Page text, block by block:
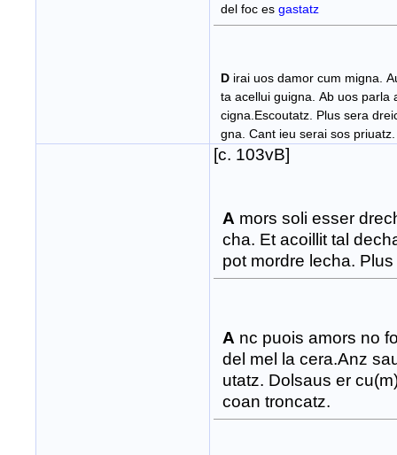
del foc es gastatz
D irai uos damor cum migna.
ta acellui guigna. Ab uos parla
cigna.Escoutatz. Plus sera
gna. Cant ieu serai sos priuatz.
[c. 103vB]
A mors soli esser
cha. Et acoillit tal
pot mordre lecha.
A nc puois amors no
del mel la cera.Anz
utatz. Dolsaus er
coan troncatz.